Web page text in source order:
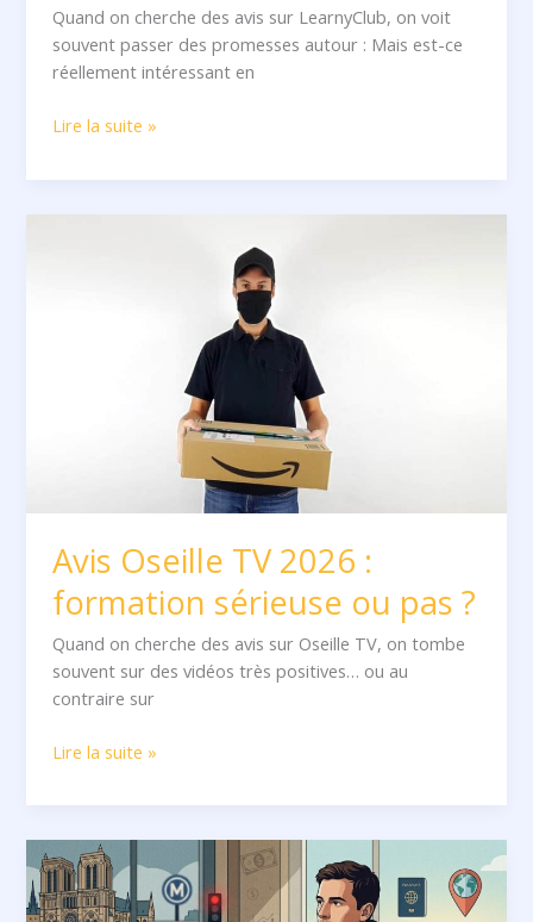
Quand on cherche des avis sur LearnyClub, on voit
souvent passer des promesses autour : Mais est-ce
réellement intéressant en
Lire la suite »
Avis Oseille TV 2026 :
formation sérieuse ou pas ?
Quand on cherche des avis sur Oseille TV, on tombe
souvent sur des vidéos très positives… ou au
contraire sur
Lire la suite »
Quitter
la
France